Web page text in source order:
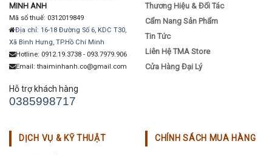
MINH ANH
Mã số thuế: 0312019849
Địa chỉ: 16-18 Đường Số 6, KDC T30,
Xã Bình Hưng, TP.Hồ Chí Minh
Hotline: 0912.19.3738 - 093.7979.906
Email: thaiminhanh.co@gmail.com
Hỗ trợ khách hàng
0385998717
Thương Hiệu & Đối Tác
Cẩm Nang Sản Phẩm
Tin Tức
Liên Hệ TMA Store
Cửa Hàng Đại Lý
DỊCH VỤ & KỸ THUẬT CHÍNH SÁCH MUA HÀNG